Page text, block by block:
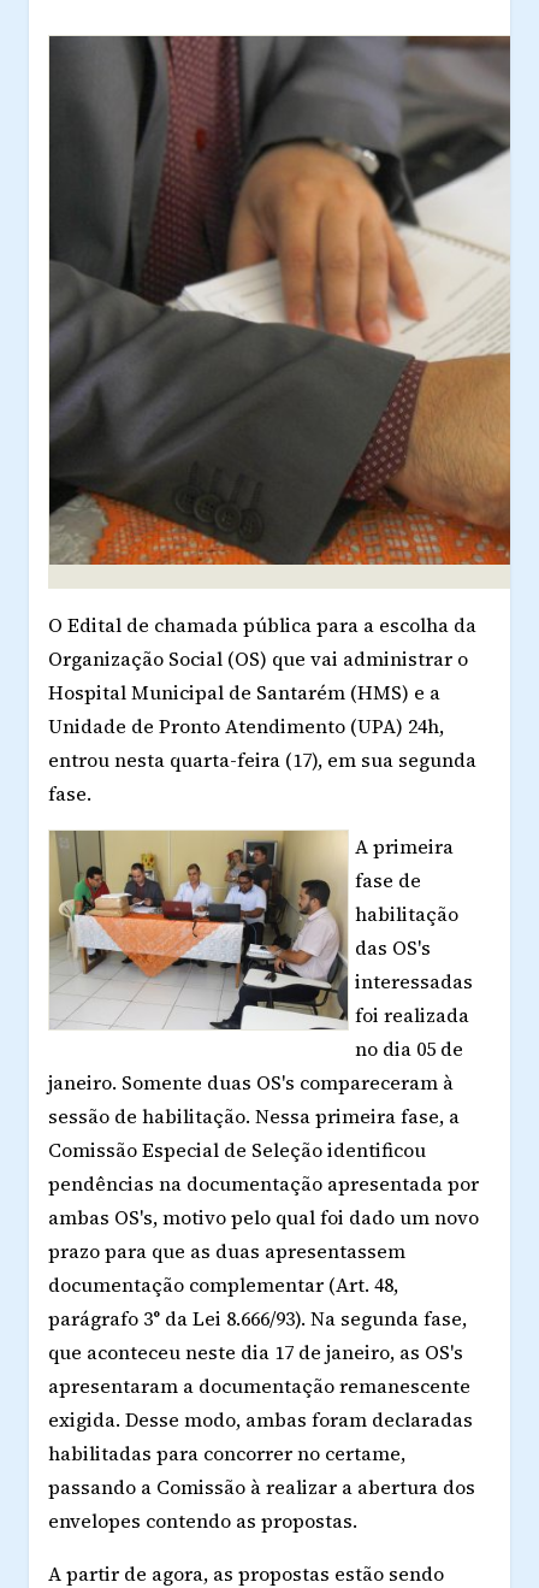
O Edital de chamada pública para a escolha da
Organização Social (OS) que vai administrar o
Hospital Municipal de Santarém (HMS) e a
Unidade de Pronto Atendimento (UPA) 24h,
entrou nesta quarta-feira (17), em sua segunda
fase.
A primeira
fase de
habilitação
das OS's
interessadas
foi realizada
no dia 05 de
janeiro. Somente duas OS's compareceram à
sessão de habilitação. Nessa primeira fase, a
Comissão Especial de Seleção identificou
pendências na documentação apresentada por
ambas OS's, motivo pelo qual foi dado um novo
prazo para que as duas apresentassem
documentação complementar (Art. 48,
parágrafo 3° da Lei 8.666/93). Na segunda fase,
que aconteceu neste dia 17 de janeiro, as OS's
apresentaram a documentação remanescente
exigida. Desse modo, ambas foram declaradas
habilitadas para concorrer no certame,
passando a Comissão à realizar a abertura dos
envelopes contendo as propostas.
A partir de agora, as propostas estão sendo